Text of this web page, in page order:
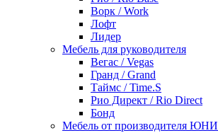
Ворк / Work
Лофт
Лидер
Мебель для руководителя
Вегас / Vegas
Гранд / Grand
Таймс / Time.S
Рио Директ / Rio Direct
Бонд
Мебель от производителя